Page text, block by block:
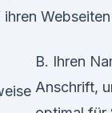
B. Ihren
Anschrift,